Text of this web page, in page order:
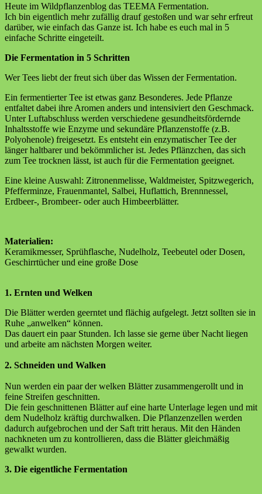
Heute im Wildpflanzenblog das TEEMA Fermentation.
Ich bin eigentlich mehr zufällig drauf gestoßen und war sehr erfreut
darüber, wie einfach das Ganze ist. Ich habe es euch mal in 5
einfache Schritte eingeteilt.
Die Fermentation in 5 Schritten
Wer Tees liebt der freut sich über das Wissen der Fermentation.
Ein fermentierter Tee ist etwas ganz Besonderes. Jede Pflanze
entfaltet dabei ihre Aromen anders und intensiviert den Geschmack.
Unter Luftabschluss werden verschiedene gesundheitsfördernde
Inhaltsstoffe wie Enzyme und sekundäre Pflanzenstoffe (z.B.
Polyohenole) freigesetzt. Es entsteht ein enzymatischer Tee der
länger haltbarer und bekömmlicher ist. Jedes Pflänzchen, das sich
zum Tee trocknen lässt, ist auch für die Fermentation geeignet.
Eine kleine Auswahl: Zitronenmelisse, Waldmeister, Spitzwegerich,
Pfefferminze, Frauenmantel, Salbei, Huflattich, Brennnessel,
Erdbeer-, Brombeer- oder auch Himbeerblätter.
Materialien:
Keramikmesser, Sprühflasche, Nudelholz, Teebeutel oder Dosen,
Geschirrtücher und eine große Dose
1. Ernten und Welken
Die Blätter werden geerntet und flächig aufgelegt. Jetzt sollten sie in
Ruhe „anwelken“ können.
Das dauert ein paar Stunden. Ich lasse sie gerne über Nacht liegen
und arbeite am nächsten Morgen weiter.
2. Schneiden und Walken
Nun werden ein paar der welken Blätter zusammengerollt und in
feine Streifen geschnitten.
Die fein geschnittenen Blätter auf eine harte Unterlage legen und mit
dem Nudelholz kräftig durchwalken. Die Pflanzenzellen werden
dadurch aufgebrochen und der Saft tritt heraus. Mit den Händen
nachkneten um zu kontrollieren, dass die Blätter gleichmäßig
gewalkt wurden.
3. Die eigentliche Fermentation